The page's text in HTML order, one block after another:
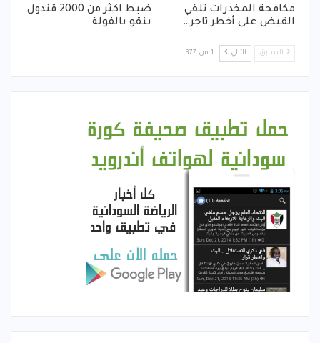
مكافحة المخدرات تلقي
القبض على أخطر تاجر…
ضبط اكثر من 2000 قندول
بنقو بالفولة
السابق التالي 1 من 377